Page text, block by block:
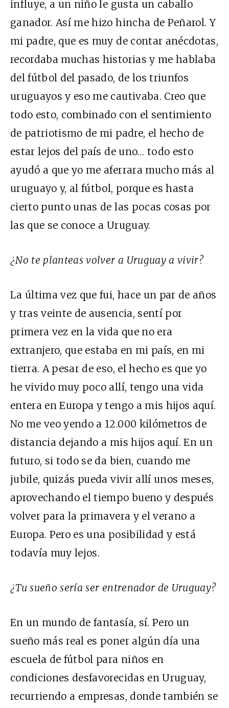
influye, a un niño le gusta un caballo
ganador. Así me hizo hincha de Peñarol. Y
mi padre, que es muy de contar anécdotas,
recordaba muchas historias y me hablaba
del fútbol del pasado, de los triunfos
uruguayos y eso me cautivaba. Creo que
todo esto, combinado con el sentimiento
de patriotismo de mi padre, el hecho de
estar lejos del país de uno… todo esto
ayudó a que yo me aferrara mucho más al
uruguayo y, al fútbol, porque es hasta
cierto punto unas de las pocas cosas por
las que se conoce a Uruguay.
¿No te planteas volver a Uruguay a vivir?
La última vez que fui, hace un par de años
y tras veinte de ausencia, sentí por
primera vez en la vida que no era
extranjero, que estaba en mi país, en mi
tierra. A pesar de eso, el hecho es que yo
he vivido muy poco allí, tengo una vida
entera en Europa y tengo a mis hijos aquí.
No me veo yendo a 12.000 kilómetros de
distancia dejando a mis hijos aquí. En un
futuro, si todo se da bien, cuando me
jubile, quizás pueda vivir allí unos meses,
aprovechando el tiempo bueno y después
volver para la primavera y el verano a
Europa. Pero es una posibilidad y está
todavía muy lejos.
¿Tu sueño sería ser entrenador de Uruguay?
En un mundo de fantasía, sí. Pero un
sueño más real es poner algún día una
escuela de fútbol para niños en
condiciones desfavorecidas en Uruguay,
recurriendo a empresas, donde también se